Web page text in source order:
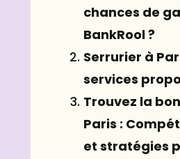
chances de
BankRool ?
Serrurier à
services
Trouvez la
Paris :
et stratégies